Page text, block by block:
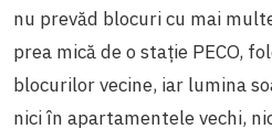
nu prevăd blocuri cu mai
prea mică de o stație PECO,
blocurilor vecine, iar lumina
nici în apartamentele vechi,